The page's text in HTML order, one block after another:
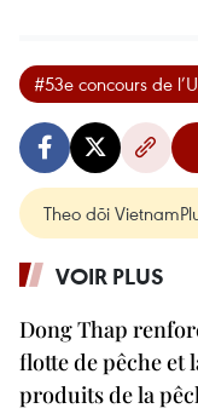
#53e concours de
Theo dõi
VOIR PLUS
Dong Thap
flotte de pêche et
produits de la